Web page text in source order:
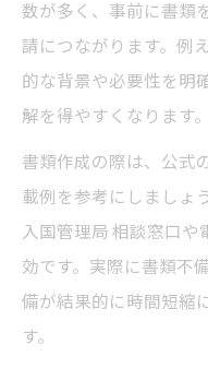
数が多く、事前に書類
請につながります。例
的な背景や必要性を明
解を得やすくなります。
書類作成の際は、公式
載例を参考にしましょ
入国管理局 相談窓口
効です。実際に書類不
備が結果的に時間短縮
す。